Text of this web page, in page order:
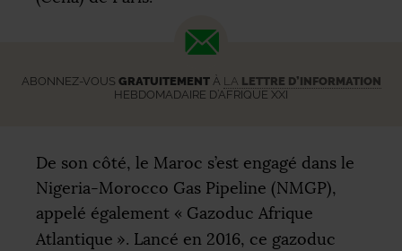
ABONNEZ-VOUS GRATUITEMENTÀ LA LETTRE D’INFORMATION
HEBDOMADAIRE D’AFRIQUE XXI
De son côté, le Maroc s’est engagé dans le
Nigeria-Morocco Gas Pipeline (NMGP),
appelé également « Gazoduc Afrique
Atlantique ». Lancé en 2016, ce gazoduc